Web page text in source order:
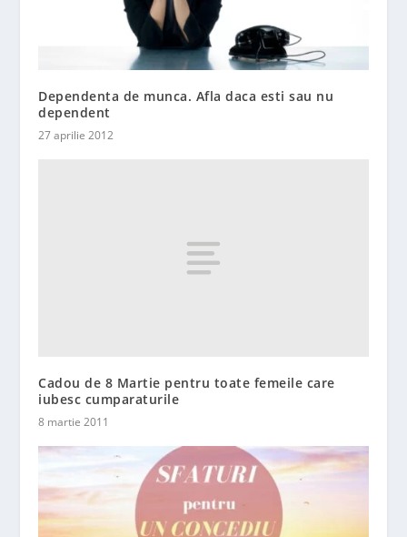
Dependenta de munca. Afla daca esti sau nu
dependent
27 aprilie 2012
Cadou de 8 Martie pentru toate femeile care
iubesc cumparaturile
8 martie 2011